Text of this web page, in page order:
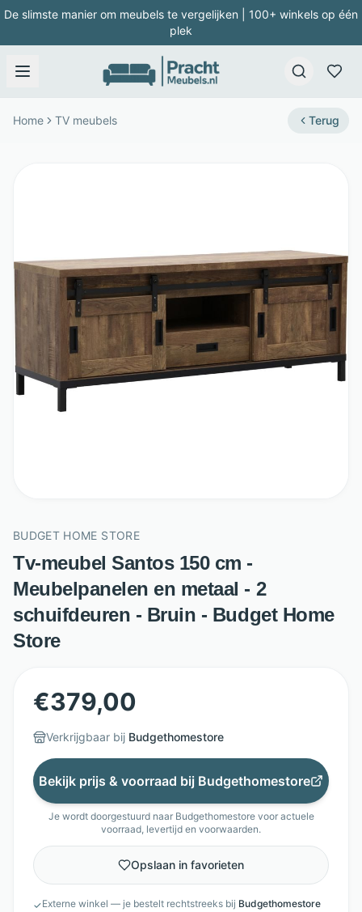
De slimste manier om meubels te vergelijken | 100+ winkels op één
plek
Home TV meubels Terug
BUDGET HOME STORE
Tv-meubel Santos 150 cm -
Meubelpanelen en metaal - 2
schuifdeuren - Bruin - Budget Home
Store
€379,00
Verkrijgbaar bij Budgethomestore
Bekijk prijs & voorraad bij Budgethomestore
Je wordt doorgestuurd naar Budgethomestorevoor actuele
voorraad, levertijd en voorwaarden.
Opslaan in favorieten
✓Externe winkel — je bestelt rechtstreeks bij Budgethomestore